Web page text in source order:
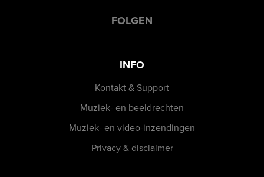
FOLGEN
INFO
Kontakt & Support
Muziek- en beeldrechten
Muziek- en video-inzendingen
Privacy & disclaimer